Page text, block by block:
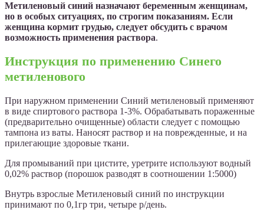
Метиленовый синий назначают беременным женщинам,
но в особых ситуациях, по строгим показаниям. Если
женщина кормит грудью, следует обсудить с врачом
возможность применения раствора.
Инструкция по применению Синего
метиленового
При наружном применении Синий метиленовый применяют
в виде спиртового раствора 1-3%. Обрабатывать пораженные
(предварительно очищенные) области следует с помощью
тампона из ваты. Наносят раствор и на поврежденные, и на
прилегающие здоровые ткани.
Для промываний при цистите, уретрите используют водный
0,02% раствор (порошок разводят в соотношении 1:5000)
Внутрь взрослые Метиленовый синий по инструкции
принимают по 0,1гр три, четыре р/день.